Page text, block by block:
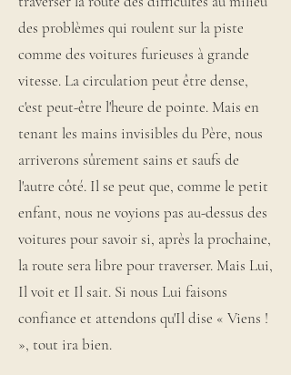
des problèmes qui roulent sur la piste
comme des voitures furieuses à grande
vitesse. La circulation peut être dense,
c'est peut-être l'heure de pointe. Mais en
tenant les mains invisibles du Père, nous
arriverons sûrement sains et saufs de
l'autre côté. Il se peut que, comme le petit
enfant, nous ne voyions pas au-dessus des
voitures pour savoir si, après la prochaine,
la route sera libre pour traverser. Mais Lui,
Il voit et Il sait. Si nous Lui faisons
confiance et attendons qu'Il dise « Viens !
», tout ira bien.